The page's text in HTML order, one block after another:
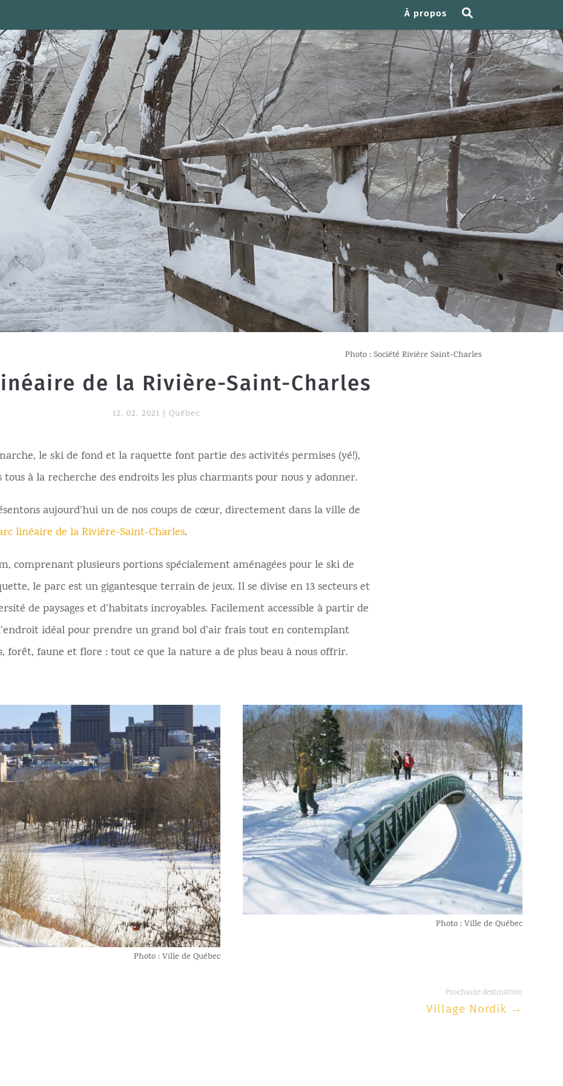
À propos
Photo : Société Rivière Saint-Charles
de la Rivière-Saint-Charles
12. 02. 2021 Québec
le ski de fond et la raquette font partie des activités permises (yé!),
tous à la recherche des endroits les plus charmants pour nous y adonner.
aujourd’hui un de nos coups de cœur, directement dans la ville de
linéaire de la Rivière-Saint-Charles.
comprenant plusieurs portions spécialement aménagées pour le ski de
le parc est un gigantesque terrain de jeux. Il se divise en 13 secteurs et
de paysages et d’habitats incroyables. Facilement accessible à partir de
idéal pour prendre un grand bol d’air frais tout en contemplant
forêt, faune et flore : tout ce que la nature a de plus beau à nous offrir.
Photo : Ville de Québec
Photo : Ville de Québec
Prochaine destination
Village Nordik →